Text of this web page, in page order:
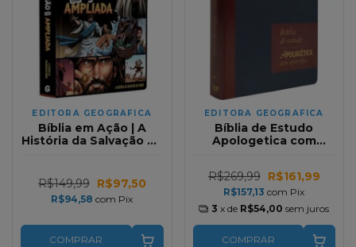
EDITORA GEOGRAFICA
Bíblia em Ação | A
História da Salvação do
R$149,99 R$97,50
R$94,58com Pix
COMPRAR
EDITORA GEOGRAFICA
Bíblia de Estudo
Apologetica com
R$269,99 R$161,99
R$157,13com Pix
3 x de R$54,00 sem juros
COMPRAR